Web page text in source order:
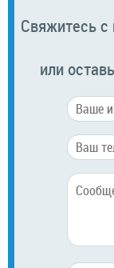
Свяжитесь
или